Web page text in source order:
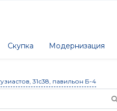
Скупка Модернизация
31с38, павильон Б-4